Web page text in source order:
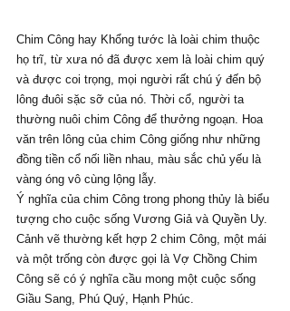
Chim Công hay Khổng tước là loài chim thuộc
họ trĩ, từ xưa nó đã được xem là loài chim quý
và được coi trọng, mọi người rất chú ý đến bộ
lông đuôi sặc sỡ của nó. Thời cổ, người ta
thường nuôi chim Công để thưởng ngoạn. Hoa
văn trên lông của chim Công giống như những
đồng tiền cổ nối liền nhau, màu sắc chủ yếu là
vàng óng vô cùng lộng lẫy.
Ý nghĩa của chim Công trong phong thủy là biểu
tượng cho cuộc sống Vương Giả và Quyền Uy.
Cảnh vẽ thường kết hợp 2 chim Công, một mái
và một trống còn được gọi là Vợ Chồng Chim
Công sẽ có ý nghĩa cầu mong một cuộc sống
Giầu Sang, Phú Quý, Hạnh Phúc.